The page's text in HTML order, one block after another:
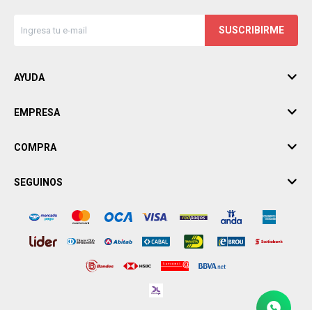
SUSCRIBIRME
AYUDA
EMPRESA
COMPRA
SEGUINOS